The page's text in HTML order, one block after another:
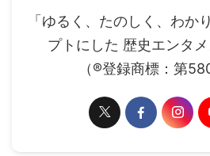
「ゆるく、たのしく、わか
プトにした 歴史エンタメ
（®登録商標：第